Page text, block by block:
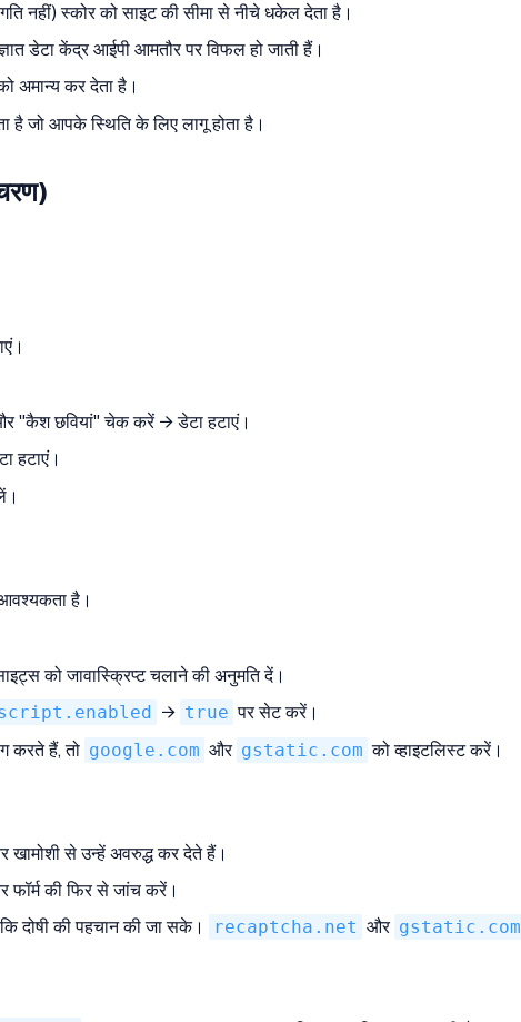
नहीं) स्कोर को साइट की सीमा से नीचे धकेल देता है।
डेटा केंद्र आईपी आमतौर पर विफल हो जाती हैं।
अमान्य कर देता है।
है जो आपके स्थिति के लिए लागू होता है।
"कैश छवियां" चेक करें → डेटा हटाएं।
हटाएं।
है।
को जावास्क्रिप्ट चलाने की अनुमति दें।
→ true पर सेट करें।
करते हैं, तो google.com और gstatic.com को व्हाइटलिस्ट करें।
खामोशी से उन्हें अवरुद्ध कर देते हैं।
की फिर से जांच करें।
दोषी की पहचान की जा सके। recaptcha.net और gstatic.com